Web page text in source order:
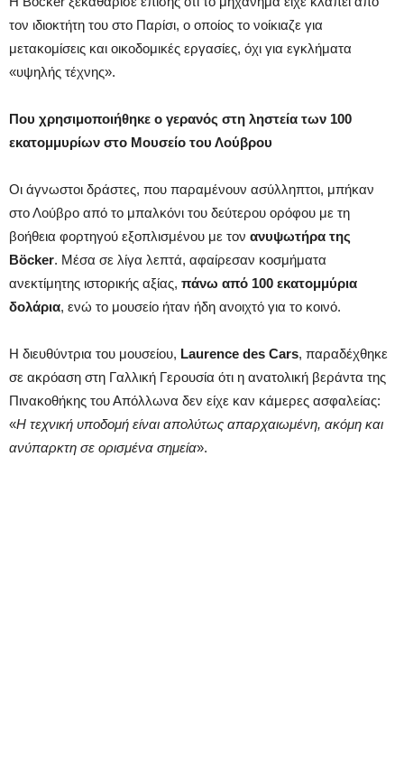
τον ιδιοκτήτη του στο Παρίσι, ο οποίος το νοίκιαζε για
μετακομίσεις και οικοδομικές εργασίες, όχι για εγκλήματα
«υψηλής τέχνης».
Που χρησιμοποιήθηκε ο γερανός στη ληστεία των 100
εκατομμυρίων στο Μουσείο του Λούβρου
Οι άγνωστοι δράστες, που παραμένουν ασύλληπτοι, μπήκαν
στο Λούβρο από το μπαλκόνι του δεύτερου ορόφου με τη
βοήθεια φορτηγού εξοπλισμένου με τον ανυψωτήρα της
Böcker. Μέσα σε λίγα λεπτά, αφαίρεσαν κοσμήματα
ανεκτίμητης ιστορικής αξίας, πάνω από 100 εκατομμύρια
δολάρια, ενώ το μουσείο ήταν ήδη ανοιχτό για το κοινό.
Η διευθύντρια του μουσείου, Laurence des Cars, παραδέχθηκε
σε ακρόαση στη Γαλλική Γερουσία ότι η ανατολική βεράντα της
Πινακοθήκης του Απόλλωνα δεν είχε καν κάμερες ασφαλείας:
«Η τεχνική υποδομή είναι απολύτως απαρχαιωμένη, ακόμη και
ανύπαρκτη σε ορισμένα σημεία».